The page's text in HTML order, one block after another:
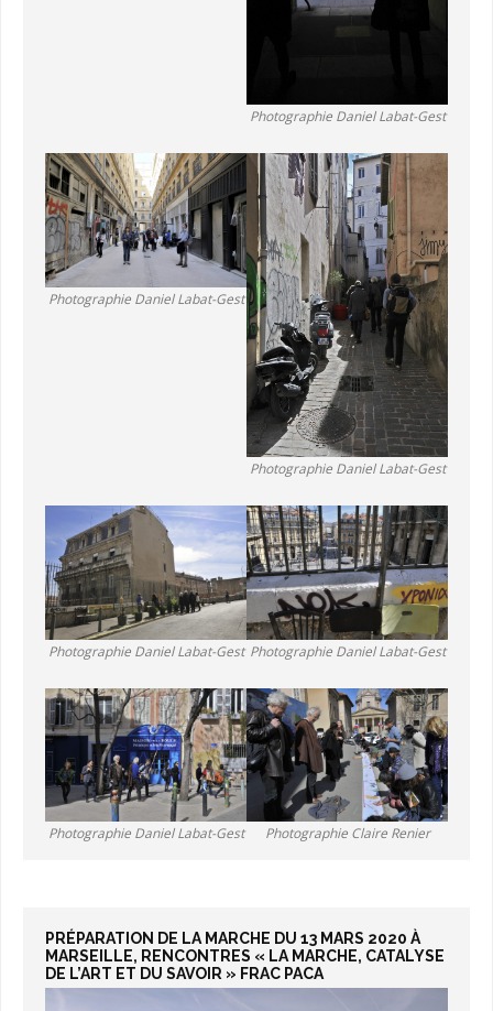
Photographie Daniel Labat-Gest
Photographie Daniel Labat-Gest
Photographie Daniel Labat-Gest
Photographie Daniel Labat-Gest Photographie Daniel Labat-Gest
Photographie Daniel Labat-Gest Photographie Claire Renier
PRÉPARATION DE LA MARCHE DU 13 MARS 2020 À
MARSEILLE, RENCONTRES « LA MARCHE, CATALYSE
DE L’ART ET DU SAVOIR » FRAC PACA